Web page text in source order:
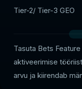
Tier-2/ Tier-3 GEO
Tasuta Bets
aktiveerimise
arvu ja kiirendab